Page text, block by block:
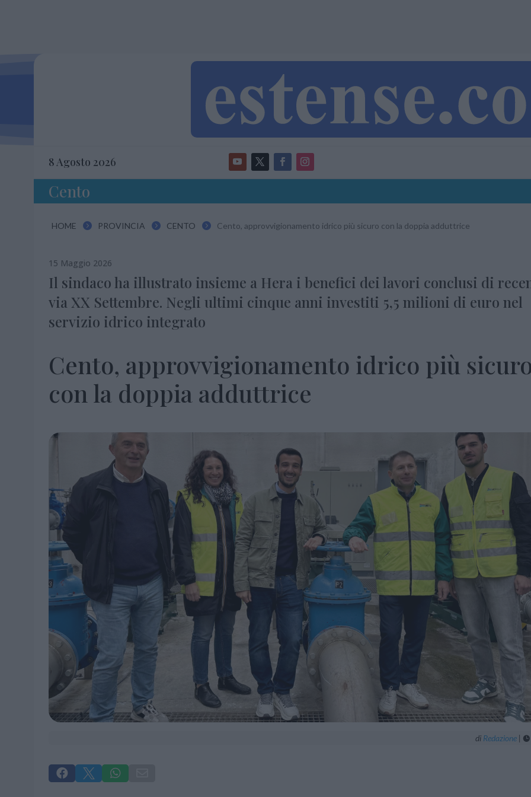
8 Agosto 2026
Cento
HOME  PROVINCIA  CENTO  Cento, approvvigionamento idrico più sicuro con la doppia adduttrice
15 Maggio 2026
Il sindaco ha illustrato insieme a Hera i benefici dei lavori conclusi di
via XX Settembre. Negli ultimi cinque anni investiti 5,5 milioni di euro nel
servizio idrico integrato
Cento, approvvigionamento idrico più
con la doppia adduttrice
di Redazione| 
  